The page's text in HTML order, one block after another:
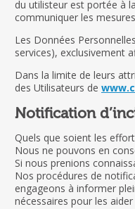
du utilisteur est portée à
communiquer les
Les Données
services), exclusivement
Dans la limite de leurs
des Utilisateurs de
Notification
Quels que soient les
Nous ne pouvons en
Si nous prenions
Nos procédures de
engageons à informer
nécessaires pour les